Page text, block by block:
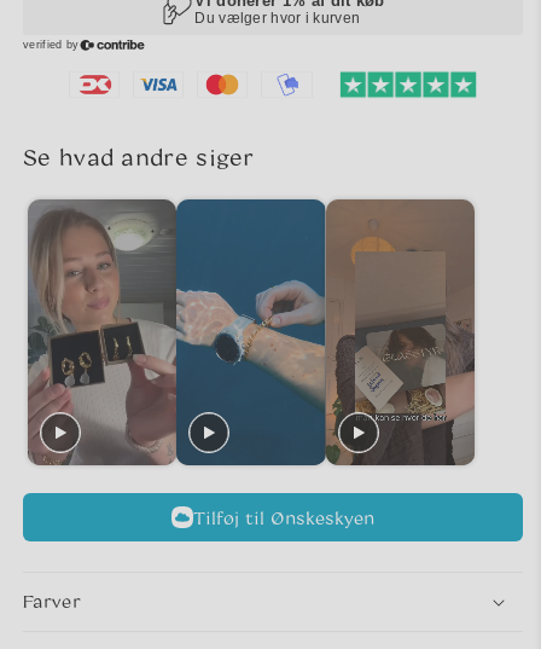
Se hvad andre siger
Tilføj til Ønskeskyen
Farver